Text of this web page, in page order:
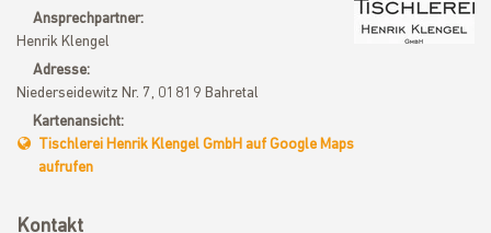
Ansprechpartner:
Henrik Klengel
Adresse:
Niederseidewitz Nr. 7, 01819 Bahretal
Kartenansicht:
Tischlerei Henrik Klengel GmbH auf Google Maps
aufrufen
Kontakt